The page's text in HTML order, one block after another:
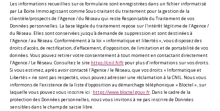
Les informations recueillies sur ce formulaire sont enregistrées dans un fichier informatisé
par La Boite Immo agissant comme Sous-traitant du traitement pour la gestion de la
clientèle/prospects de l'Agence / du Réseau qui reste Responsable du Traitement de vos
Données personnelles. La base légale du traitement repose sur l'intérêt légitime de l'Agence /
du Réseau. Elles sont conservées jusqu'à demande de suppression et sont destinées à
l'Agence / au Réseau. Conformément à la loi « informatique et libertés », vous disposez des
droits d’accès, de rectification, d’effacement, d’opposition, de limitation et de portabilité de vos
données. Vous pouvez retirer votre consentement à tout moment en contactant directement
l’Agence / Le Réseau. Consultez le site https://cnil.fr/fr pour plus d’informations sur vos droits.
Si vous estimez, après avoir contacté l'Agence / le Réseau, que vos droits « Informatique et
Libertés » ne sont pas respectés, vous pouvez adresser une réclamation à la CNIL. Nous vous
informons de l’existence de la liste d'opposition au démarchage téléphonique « Bloctel », sur
laquelle vous pouvez vous inscrire ici : https://www.bloctel.gouv.fr. Dans le cadre de la
protection des Données personnelles, nous vous invitons à ne pas inscrire de Données
sensibles dans le champ de saisie libre.